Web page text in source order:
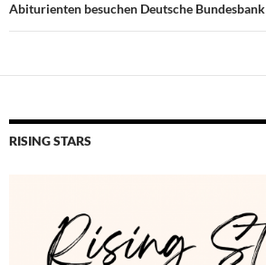
Abiturienten besuchen Deutsche Bundesbank
RISING STARS